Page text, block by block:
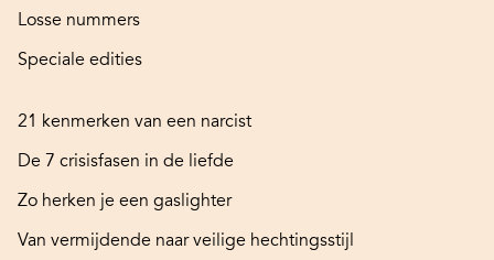
Losse nummers
Speciale edities
21 kenmerken van een narcist
De 7 crisisfasen in de liefde
Zo herken je een gaslighter
Van vermijdende naar veilige hechtingsstijl